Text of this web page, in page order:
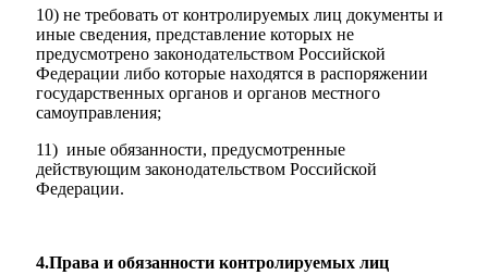
10) не требовать от контролируемых лиц документы и
иные сведения, представление которых не
предусмотрено законодательством Российской
Федерации либо которые находятся в распоряжении
государственных органов и органов местного
самоуправления;
11) иные обязанности, предусмотренные
действующим законодательством Российской
Федерации.
4.Права и обязанности контролируемых лиц
Городская Среда